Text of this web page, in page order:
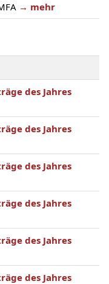
→ mehr
des Jahres
des Jahres
des Jahres
des Jahres
des Jahres
des Jahres